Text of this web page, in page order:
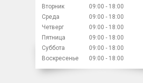
Вторник
09:00
18:00
Среда
09:00
18:00
Четверг
09:00
18:00
Пятница
09:00
18:00
Суббота
09:00
18:00
Воскресенье
09:00 18:00